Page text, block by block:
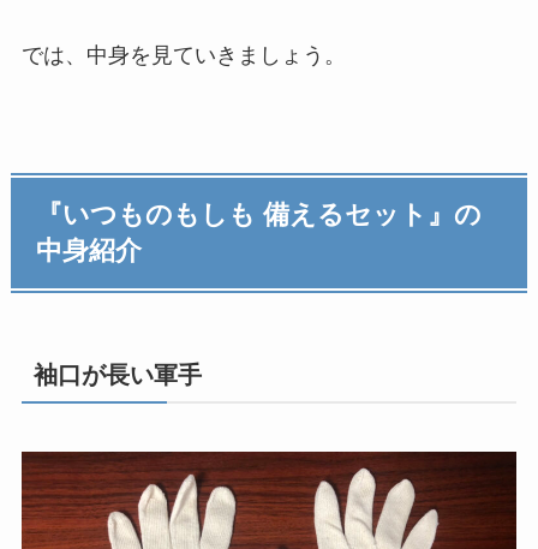
では、中身を見ていきましょう。
『いつものもしも 備えるセット』の
中身紹介
袖口が長い軍手